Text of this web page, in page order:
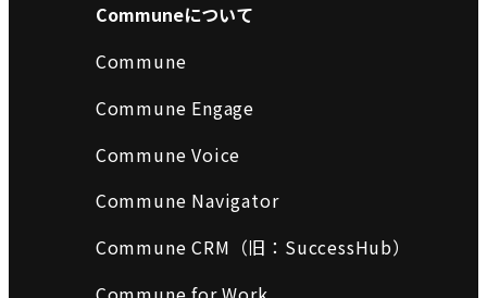
Communeについて
Commune
Commune Engage
Commune Voice
Commune Navigator
Commune CRM（旧：SuccessHub）